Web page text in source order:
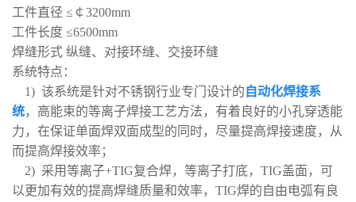
工件直径 ≤￠3200mm
工件长度 ≤6500mm
焊缝形式 纵缝、对接环缝、交接环缝
系统特点：
1) 该系统是针对不锈钢行业专门设计的 自动化焊接系
统，高能束的等离子焊接工艺方法，有着良好的小孔穿透能
力，在保证单面焊双面成型的同时，尽量提高焊接速度，从
而提高焊接效率；
2) 采用等离子+TIG复合焊，等离子打底，TIG盖面，可
以更加有效的提高焊缝质量和效率，TIG焊的自由电弧有良